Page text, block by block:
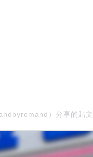
）分享的貼文